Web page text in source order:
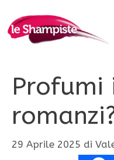
contenuto
29 Aprile 2025 di